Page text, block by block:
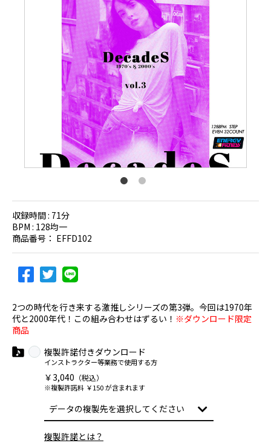
収録時間 : 71分
BPM : 128均一
商品番号： EFFD102
2つの時代を行き来する激推しシリーズの第3弾。今回は1970年
代と2000年代！この組み合わせはずるい！ ※ダウンロード限定
商品
複製許諾付きダウンロード
インストラクター等業務で使用する方
￥3,040 （税込）
※複製許諾料 ￥150 が含まれます
複製許諾とは？